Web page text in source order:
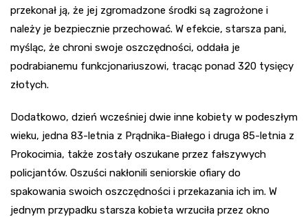
przekonał ją, że jej zgromadzone środki są zagrożone i
należy je bezpiecznie przechować. W efekcie, starsza pani,
myśląc, że chroni swoje oszczędności, oddała je
podrabianemu funkcjonariuszowi, tracąc ponad 320 tysięcy
złotych.
Dodatkowo, dzień wcześniej dwie inne kobiety w podeszłym
wieku, jedna 83-letnia z Prądnika-Białego i druga 85-letnia z
Prokocimia, także zostały oszukane przez fałszywych
policjantów. Oszuści nakłonili seniorskie ofiary do
spakowania swoich oszczędności i przekazania ich im. W
jednym przypadku starsza kobieta wrzuciła przez okno